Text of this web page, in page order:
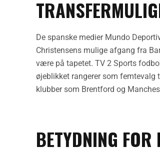
De spanske medier Mundo
Christensens mulige afgang fra
være på tapetet. TV 2 Sports
øjeblikket rangerer som femtevalg
klubber som Brentford og
BETYDNING